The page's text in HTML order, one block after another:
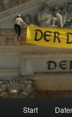
Politik,
Zum
Zum
Start